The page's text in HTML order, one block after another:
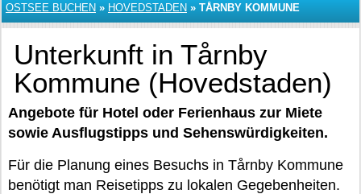
OSTSEE BUCHEN » HOVEDSTADEN » TÅRNBY KOMMUNE
Unterkunft in Tårnby
Kommune (Hovedstaden)
Angebote für Hotel oder Ferienhaus zur Miete
sowie Ausflugstipps und Sehenswürdigkeiten.
Für die Planung eines Besuchs in Tårnby Kommune
benötigt man Reisetipps zu lokalen Gegebenheiten.